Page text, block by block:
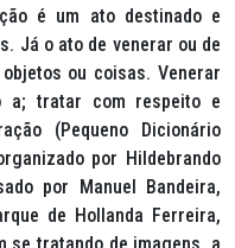
é um ato destinado e
Já o ato de venerar ou de
ou coisas. Venerar
a; tratar com respeito e
(Pequeno Dicionário
por Hildebrando
por Manuel Bandeira,
de Hollanda Ferreira,